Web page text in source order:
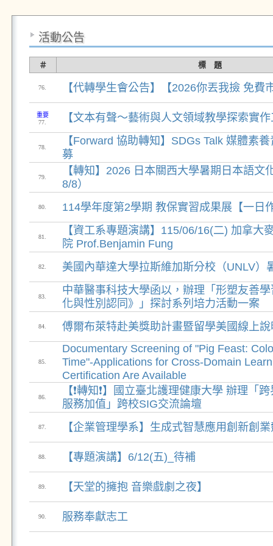
活動公告
＃ 標 題
76. 【代轉學生會公告】【2026你丟我撿 免費
重要
77.
【文本有聲〜藝術與人文領域教學探索實
78.
【Forward 協助轉知】SDGs Talk 媒體素
募
79.
【轉知】2026 日本關西大學暑期日本語文
8/8）
80. 114學年度第2學期 教保實習成果展【一日
81.
【資工系專題演講】115/06/16(二) 加拿大
院 Prof.Benjamin Fung
82. 美國內華達大學拉斯維加斯分校（UNLV）
83.
中華醫事科技大學函以，辦理「形塑友善
化與性別認同》」探討系列培力活動一案
84. 傅爾布萊特赴美獎助計畫暨留學美國線上說
85.
Documentary Screening of "Pig Feast:
Time"-Applications for Cross-Domain
Certification Are Available
86.
【❗轉知❗】國立臺北護理健康大學 辦理「
服務加值」跨校SIG交流論壇
87. 【企業管理學系】⽣成式智慧應⽤創新創
88. 【專題演講】6/12(五)_待補
89. 【天堂的擁抱 音樂戲劇之夜】
90. 服務奉獻志工